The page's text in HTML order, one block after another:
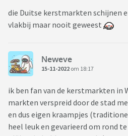
die Duitse kerstmarkten schijnen
vlakbij maar nooit geweest
Neweve
15-11-2022 om 18:17
ik ben fan van de kerstmarkten in
markten verspreid door de stad
en dus eigen kraampjes
heel leuk en gevarieerd om rond